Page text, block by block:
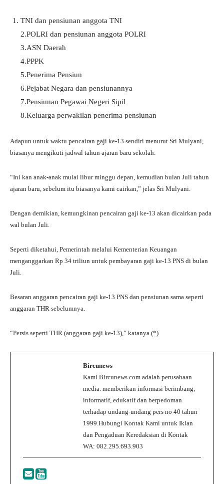
TNI dan pensiunan anggota TNI
2.POLRI dan pensiunan anggota POLRI
3.ASN Daerah
4.PPPK
5.Penerima Pensiun
6.Pejabat Negara dan pensiunannya
7.Pensiunan Pegawai Negeri Sipil
8.Keluarga perwakilan penerima pensiunan
Adapun untuk waktu pencairan gaji ke-13 sendiri menurut Sri Mulyani,
biasanya mengikuti jadwal tahun ajaran baru sekolah.
“Ini kan anak-anak mulai libur minggu depan, kemudian bulan Juli tahun
ajaran baru, sebelum itu biasanya kami cairkan,” jelas Sri Mulyani.
Dengan demikian, kemungkinan pencairan gaji ke-13 akan dicairkan pada
wal bulan Juli.
Seperti diketahui, Pemerintah melalui Kementerian Keuangan
menganggarkan Rp 34 triliun untuk pembayaran gaji ke-13 PNS di bulan
Juli.
Besaran anggaran pencairan gaji ke-13 PNS dan pensiunan sama seperti
anggaran THR sebelumnya.
“Persis seperti THR (anggaran gaji ke-13),” katanya.(*)
Bircunews
Kami Bircunews.com adalah perusahaan
media. memberikan informasi berimbang,
informatif, edukatif dan berpedoman
terhadap undang-undang pers no 40 tahun
1999.Hubungi Kontak Kami untuk Iklan
dan Pengaduan Keredaksian di Kontak
WA: 082.295.693.903